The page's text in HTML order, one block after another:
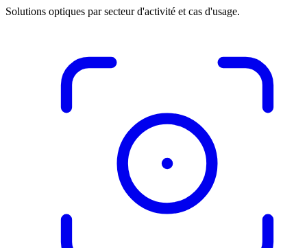
Solutions optiques par secteur d'activité et cas d'usage.